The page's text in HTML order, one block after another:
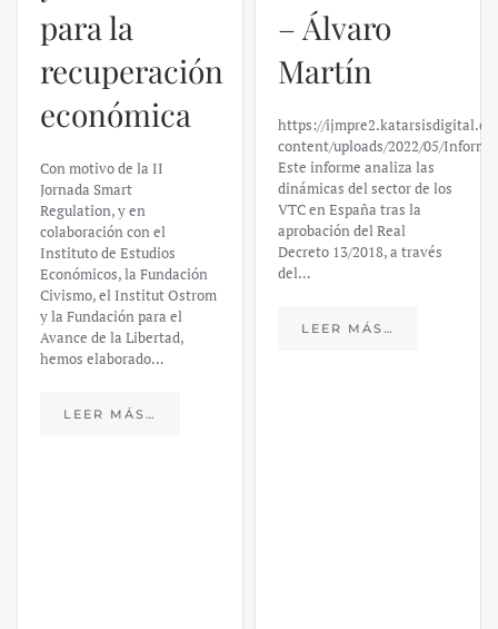
para la
recuperación
económica
Con motivo de la II
Jornada Smart
Regulation, y en
colaboración con el
Instituto de Estudios
Económicos, la Fundación
Civismo, el Institut Ostrom
y la Fundación para el
Avance de la Libertad,
hemos elaborado…
LEER MÁS…
– Álvaro
Martín
https://
content/uploads/2022/05/
Este informe analiza las
dinámicas del sector de los
VTC en España tras la
aprobación del Real
Decreto 13/2018, a través
del…
LEER MÁS…